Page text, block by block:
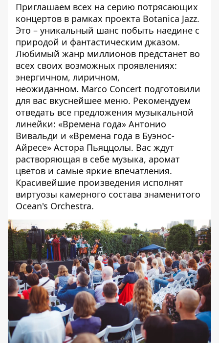
Приглашаем всех на серию потрясающих
концертов в рамках проекта Botanica Jazz.
Это – уникальный шанс побыть наедине с
природой и фантастическим джазом.
Любимый жанр миллионов предстанет во
всех своих возможных проявлениях:
энергичном, лиричном,
неожиданном. Marco Concert подготовили
для вас вкуснейшее меню. Рекомендуем
отведать все предложения музыкальной
линейки: «Времена года» Антонио
Вивальди и «Времена года в Буэнос-
Айресе» Астора Пьяццолы. Вас ждут
растворяющая в себе музыка, аромат
цветов и самые яркие впечатления.
Красивейшие произведения исполнят
виртуозы камерного состава знаменитого
Ocean's Orchestra.